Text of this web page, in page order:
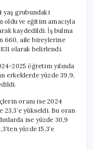
yaş grubundaki
ve eğitim amacıyla
kaydedildi. İş bulma
660, aile bireylerine
olarak belirlendi.
2025 öğretim yılında
erkeklerde yüzde 39,9,
oranı ise 2024
23,3’e yükseldi. Bu oran
ise yüzde 30,9
yüzde 15,3’e